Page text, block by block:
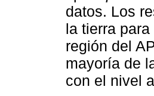
datos. Los
la tierra
región del
mayoría de
con el nivel